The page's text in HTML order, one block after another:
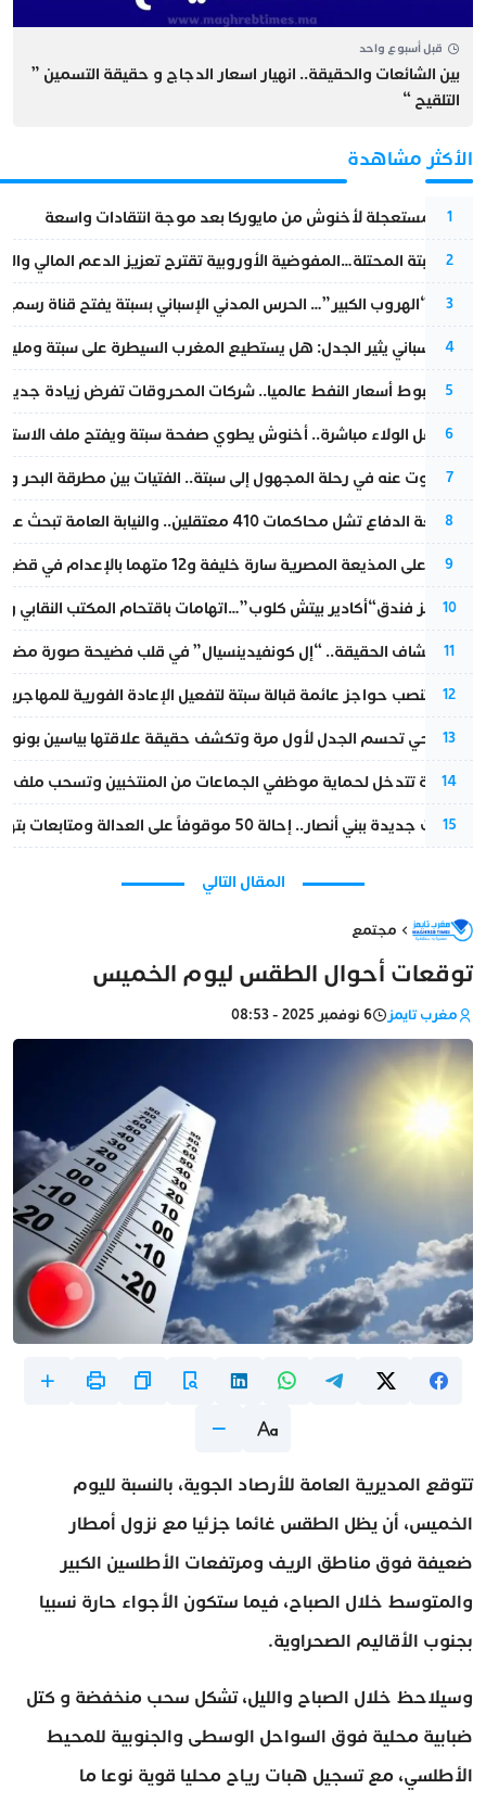
قبل أسبوع واحد
بين الشائعات والحقيقة.. انهيار اسعار الدجاج و حقيقة التسمين ”
التلقيح “
الأكثر مشاهدة
1
عودة مستعجلة لأخنوش من مايوركا بعد موجة انتقادات واسعة
2
أزمة سبتة المحتلة…المفوضية الأوروبية تقترح تعزيز الدعم المالي
3
عملية “الهروب الكبير”… الحرس المدني الإسباني بسبتة يفتح قناة
4
تقرير إسباني يثير الجدل: هل يستطيع المغرب السيطرة على سبتة
5
رغم هبوط أسعار النفط عالميا.. شركات المحروقات تفرض زيادة
6
بعد حفل الولاء مباشرة.. أخنوش يطوي صفحة سبتة ويفتح ملف
7
المسكوت عنه في رحلة المجهول إلى سبتة.. الفتيات بين مطرقة البحر
8
مقاطعة الدفاع تشل محاكمات 410 معتقلين.. والنيابة العامة تبحث عن حل قانوني
9
الحكم على المذيعة المصرية سارة خليفة و12 متهما بالإعدام في قضية هزت بلاد الفراعنة
10
أزمة تهز فندق“أكادير بيتش كلوب”…اتهامات باقتحام المكتب النقابي
11
بعد انكشاف الحقيقة.. “إل كونفيدينسيال” في قلب فضيحة صورة
12
إسبانيا تنصب حواجز عائمة قبالة سبتة لتفعيل الإعادة الفورية للمهاجرين
13
نورا فتحي تحسم الجدل لأول مرة وتكشف حقيقة علاقتها بياسين بونو
14
الداخلية تتدخل لحماية موظفي الجماعات من المنتخبين وتسحب ملف
15
تطورات جديدة ببني أنصار.. إحالة 50 موقوفاً على العدالة ومتابعات بتهم ثقيلة
المقال التالي
مجتمع
توقعات أحوال الطقس ليوم الخميس
مغرب تايمز 6 نوفمبر 2025 - 08:53
تتوقع المديرية العامة للأرصاد الجوية، بالنسبة لليوم
الخميس، أن يظل الطقس غائما جزئيا مع نزول أمطار
ضعيفة فوق مناطق الريف ومرتفعات الأطلسين الكبير
والمتوسط خلال الصباح، فيما ستكون الأجواء حارة نسبيا
بجنوب الأقاليم الصحراوية.
وسيلاحظ خلال الصباح والليل، تشكل سحب منخفضة و كتل
ضبابية محلية فوق السواحل الوسطى والجنوبية للمحيط
الأطلسي، مع تسجيل هبات رياح محليا قوية نوعا ما